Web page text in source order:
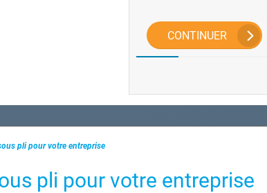
CONTINUER
pli pour votre entreprise
pli pour votre entreprise